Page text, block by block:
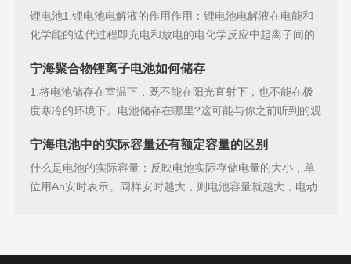
锂电池1.锂电池电解液的作用作用：锂电池电解液在电能和
化学能的迭代过程即充电和放电的电化学反应中起离子间的
宁海聚合物锂离子电池如何储存
1.将电池储存在室温下，既不能在阳光直射下，也不能在极
度寒冷的环境下。电池储存在哪里?这可能与你之前听到的观
宁海电池中的实际容量还有额定容量的区别
什么是电池的实际容量：反映电池实际存储电量的大小，单
位用Ah安时表示。同样安时越大，则电池容量就越大，电动